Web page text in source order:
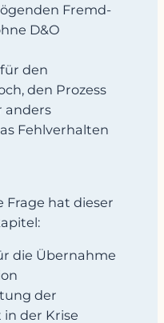
Fremd-
D&O
den
den Prozess
anders
Fehlverhalten
Frage hat dieser
die Übernahme
der
der Krise